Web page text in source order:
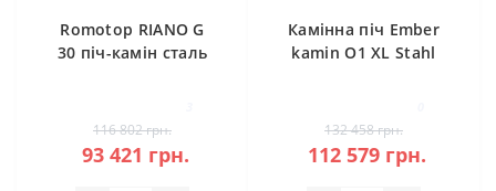
Romotop RIANO G
30 піч-камін сталь
116 802 грн.
93 421 грн.
Камінна піч Ember
kamin O1 XL Stahl
132 458 грн.
112 579 грн.